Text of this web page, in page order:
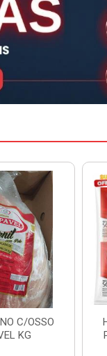
BOVINO
2,016KG